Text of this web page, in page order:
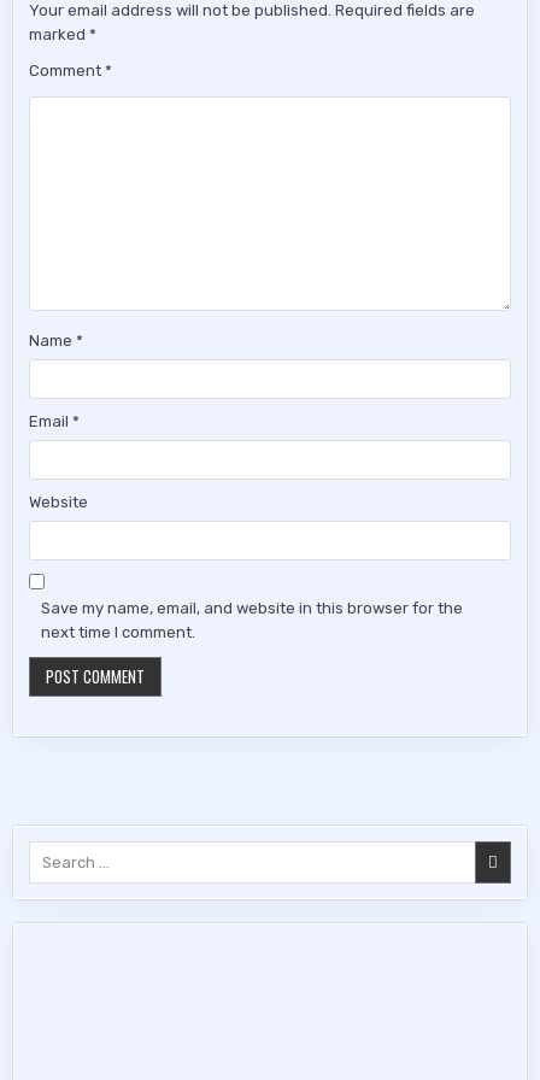
Your email address will not be published. Required fields are
marked*
Comment*
Name*
Email*
Website
Save my name, email, and website in this browser for the
next time I comment.